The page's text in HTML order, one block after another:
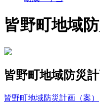
皆野町地域
皆野町地域防災計
皆野町地域防災計画（案）